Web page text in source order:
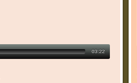
03:22